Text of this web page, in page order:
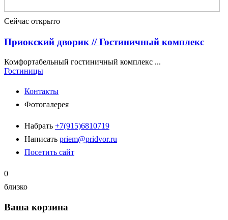
Сейчас открыто
Приокский дворик // Гостиничный комплекс
Комфортабельный гостиничный комплекс ...
Гостиницы
Контакты
Фотогалерея
Набрать +7(915)6810719
Написать priem@pridvor.ru
Посетить сайт
0
близко
Ваша корзина